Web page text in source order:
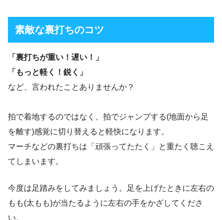
素敵な裏打ちのコツ
「裏打ちが重い！遅い！」
「もっと軽く！鋭く」
など、言われたことありませんか？
拍で着地するのではなく、拍でジャンプする(地面から足
を離す)感覚に切り替えると軽快になります。
マーチなどの裏打ちは「頑張ってたたく」と重たく聴こえ
てしまいます。
今度は足踏みをしてみましょう。足を上げたときに左右の
もも(太もも)が当たるように左右の手をかざしてくださ
い。